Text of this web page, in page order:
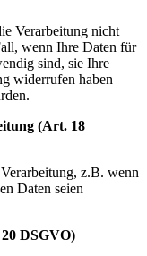
Verarbeitung nicht
wenn Ihre Daten für
sind, sie Ihre
widerrufen haben
(Art. 18
z.B. wenn
Daten seien
DSGVO)